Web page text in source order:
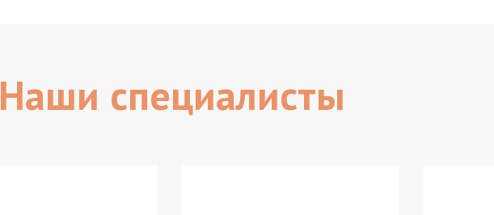
Наши специалисты